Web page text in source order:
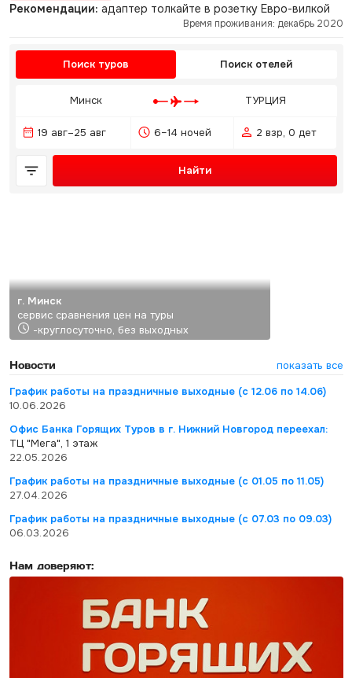
Рекомендации: адаптер толкайте в розетку Евро-вилкой
Время проживания: декабрь 2020
Поиск туров Поиск отелей
Минск ТУРЦИЯ
19 авг–25 авг 6–14 ночей 2 взр, 0 дет
Найти
г. Минск
сервис сравнения цен на туры
-круглосуточно, без выходных
Новости
показать все
График работы на праздничные выходные (с 12.06 по 14.06)
10.06.2026
Офис Банка Горящих Туров в г. Нижний Новгород переехал:
ТЦ "Мега", 1 этаж
22.05.2026
График работы на праздничные выходные (с 01.05 по 11.05)
27.04.2026
График работы на праздничные выходные (с 07.03 по 09.03)
06.03.2026
Нам доверяют: